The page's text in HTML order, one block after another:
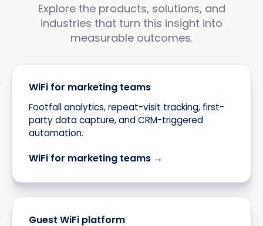
Explore the products, solutions, and
industries that turn this insight into
measurable outcomes.
WiFi for marketing teams
Footfall analytics, repeat-visit tracking, first-
party data capture, and CRM-triggered
automation.
WiFi for marketing teams →
Guest WiFi platform